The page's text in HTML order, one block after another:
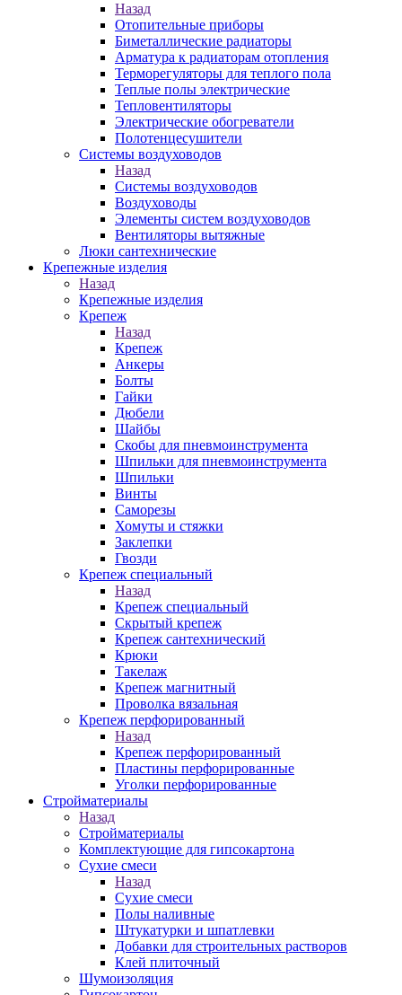
Назад
Отопительные приборы
Биметаллические радиаторы
Арматура к радиаторам отопления
Терморегуляторы для теплого пола
Теплые полы электрические
Тепловентиляторы
Электрические обогреватели
Полотенцесушители
Системы воздуховодов
Назад
Системы воздуховодов
Воздуховоды
Элементы систем воздуховодов
Вентиляторы вытяжные
Люки сантехнические
Крепежные изделия
Назад
Крепежные изделия
Крепеж
Назад
Крепеж
Анкеры
Болты
Гайки
Дюбели
Шайбы
Скобы для пневмоинструмента
Шпильки для пневмоинструмента
Шпильки
Винты
Саморезы
Хомуты и стяжки
Заклепки
Гвозди
Крепеж специальный
Назад
Крепеж специальный
Скрытый крепеж
Крепеж сантехнический
Крюки
Такелаж
Крепеж магнитный
Проволка вязальная
Крепеж перфорированный
Назад
Крепеж перфорированный
Пластины перфорированные
Уголки перфорированные
Стройматериалы
Назад
Стройматериалы
Комплектующие для гипсокартона
Сухие смеси
Назад
Сухие смеси
Полы наливные
Штукатурки и шпатлевки
Добавки для строительных растворов
Клей плиточный
Шумоизоляция